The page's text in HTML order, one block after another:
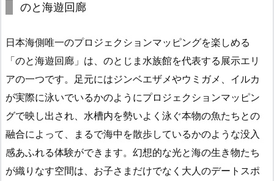
のと海遊回廊
日本海側唯一のプロジェクションマッピングを楽しめる
「のと海遊回廊」は、のとじま水族館を代表する展示エリ
アの一つです。足元にはジンベエザメやウミガメ、イルカ
が実際に泳いでいるかのようにプロジェクションマッピン
グで映し出され、水槽内を勢いよく泳ぐ本物の魚たちとの
融合によって、まるで海中を散歩しているかのような没入
感あふれる体験ができます。幻想的な光と海の生き物たち
が織りなす空間は、お子さまだけでなく大人のデートスポ